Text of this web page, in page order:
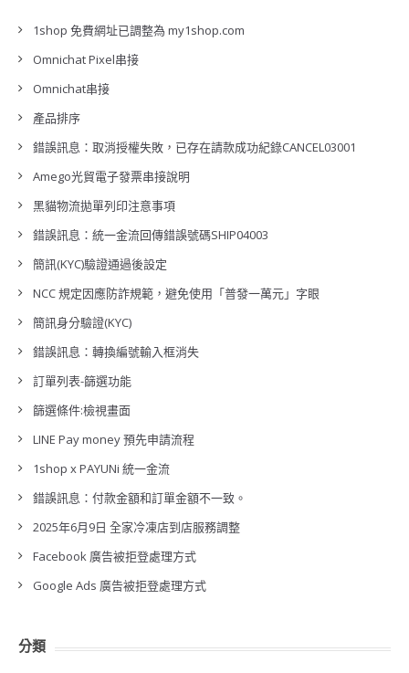
1shop 免費網址已調整為 my1shop.com
Omnichat Pixel串接
Omnichat串接
產品排序
錯誤訊息：取消授權失敗，已存在請款成功紀錄CANCEL03001
Amego光貿電子發票串接說明
黑貓物流拋單列印注意事項
錯誤訊息：統一金流回傳錯誤號碼SHIP04003
簡訊(KYC)驗證通過後設定
NCC 規定因應防詐規範，避免使用「普發一萬元」字眼
簡訊身分驗證(KYC)
錯誤訊息：轉換編號輸入框消失
訂單列表-篩選功能
篩選條件:檢視畫面
LINE Pay money 預先申請流程
1shop x PAYUNi 統一金流
錯誤訊息：付款金額和訂單金額不一致。
2025年6月9日 全家冷凍店到店服務調整
Facebook 廣告被拒登處理方式
Google Ads 廣告被拒登處理方式
分類